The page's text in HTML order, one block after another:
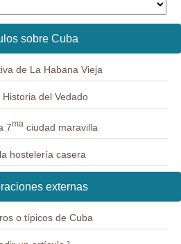
sobre Cuba
de La Habana Vieja
Historia del Vedado
7maciudad maravilla
hostelería casera
externas
o típicos de Cuba